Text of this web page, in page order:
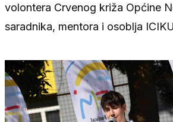
volontera Crvenog križa Općine
saradnika, mentora i osoblja